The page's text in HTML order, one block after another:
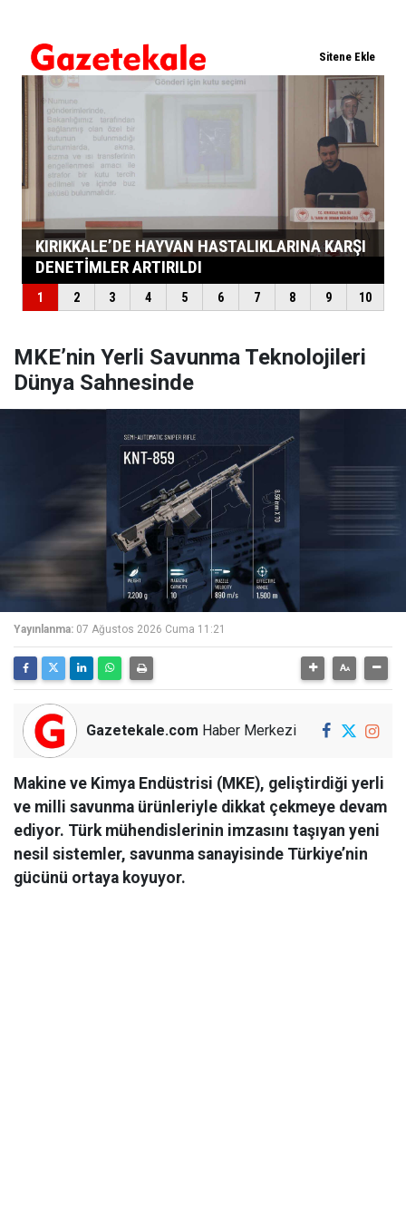
MKE’nin Yerli Savunma Teknolojileri
Dünya Sahnesinde
Yayınlanma: 07 Ağustos 2026 Cuma 11:21
Gazetekale.com Haber Merkezi
Makine ve Kimya Endüstrisi (MKE), geliştirdiği yerli
ve milli savunma ürünleriyle dikkat çekmeye devam
ediyor. Türk mühendislerinin imzasını taşıyan yeni
nesil sistemler, savunma sanayisinde Türkiye’nin
gücünü ortaya koyuyor.